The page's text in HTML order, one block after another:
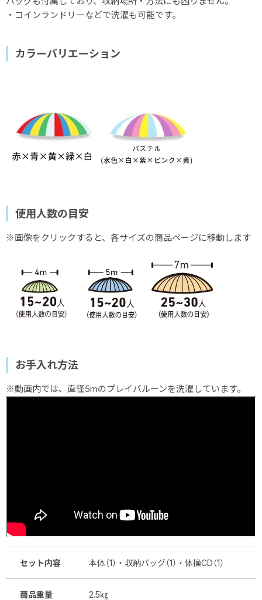
・コインランドリーなどで洗濯も可能です。
カラーバリエーション
使用人数の目安
※画像をクリックすると、各サイズの商品ページに移動します
お手入れ方法
※動画内では、直径5mのプレイバルーンを洗濯しています。
セット内容 本体（1）・収納バッグ（1）・体操CD（1）
商品重量 2.5㎏